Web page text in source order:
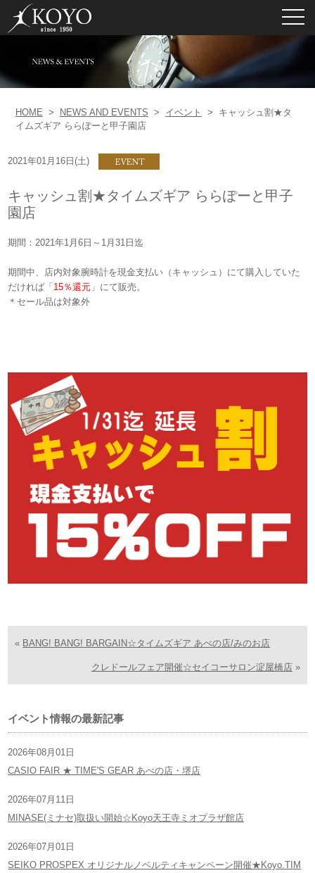
HOME > NEWS AND EVENTS > イベント >
キャッシュ割★タ
イムズギア ららぽーと甲子園店
2021年01月16日(土)
キャッシュ割★タイムズギア ららぽーと甲子
園店
期間：2021年1月6日～1月31日迄
期間中、店内対象腕時計を現金支払い（キャッシュ）にて購入していた
だければ 「15％還元 」 にて販売。
＊セール品は対象外
« BANG! BANG! BARGAIN☆タイムズギア あべの店/みのお店
クレドールフェア開催☆セイコーサロン淀屋橋店»
イベント情報の最新記事
2026年08月01日
CASIO FAIR ★ TIME'S GEAR あべの店・堺店
2026年07月11日
MINASE(ミナセ)取扱い開始☆Koyo天王寺ミオプラザ館店
2026年07月01日
SEIKO PROSPEX オリジナルノベルティキャンペーン開催★Koyo.TIM